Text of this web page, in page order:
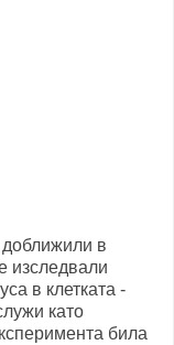
в
изследвали
в клетката -
като
била